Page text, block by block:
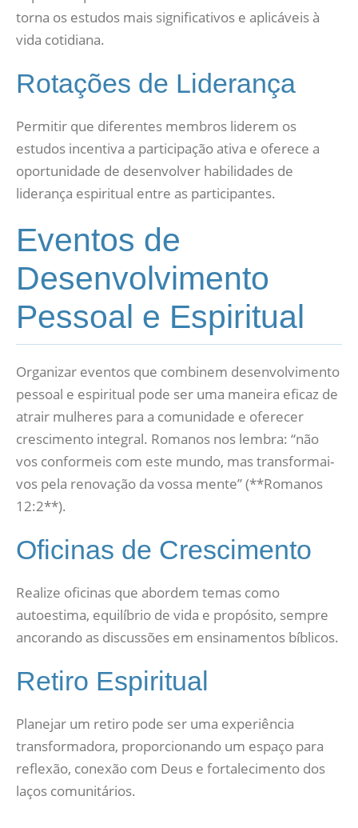
torna os estudos mais significativos e aplicáveis à
vida cotidiana.
Rotações de Liderança
Permitir que diferentes membros liderem os
estudos incentiva a participação ativa e oferece a
oportunidade de desenvolver habilidades de
liderança espiritual entre as participantes.
Eventos de
Desenvolvimento
Pessoal e Espiritual
Organizar eventos que combinem desenvolvimento
pessoal e espiritual pode ser uma maneira eficaz de
atrair mulheres para a comunidade e oferecer
crescimento integral. Romanos nos lembra: “não
vos conformeis com este mundo, mas transformai-
vos pela renovação da vossa mente” (**Romanos
12:2**).
Oficinas de Crescimento
Realize oficinas que abordem temas como
autoestima, equilíbrio de vida e propósito, sempre
ancorando as discussões em ensinamentos bíblicos.
Retiro Espiritual
Planejar um retiro pode ser uma experiência
transformadora, proporcionando um espaço para
reflexão, conexão com Deus e fortalecimento dos
laços comunitários.